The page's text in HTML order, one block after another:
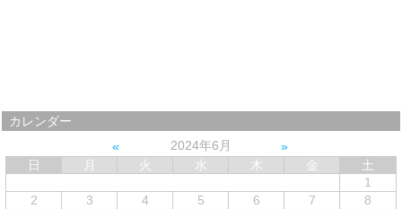
カレンダー
2024年6月
日
月 火 水 木 金
土
1
2
3 4 5 6 7
8